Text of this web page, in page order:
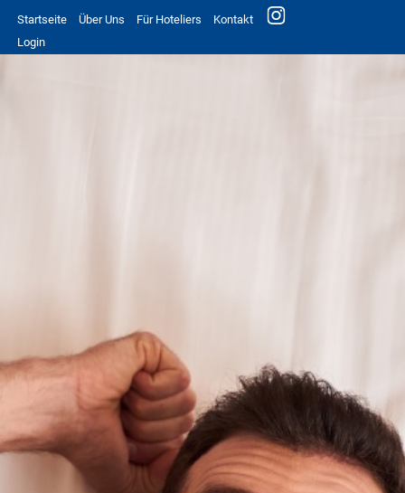
Startseite Über Uns Für Hoteliers
Kontakt
Login